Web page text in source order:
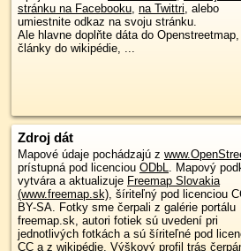
stránku na Facebooku, na Twittri, alebo
umiestnite odkaz na svoju stránku.
Ale hlavne doplňte dáta do Openstreetmap,
články do wikipédie, ...
Zdroj dát
Mapové údaje pochádzajú z
prístupná pod licenciou ODbL. Mapový
vytvára a aktualizuje Freemap Slovakia
(www.freemap.sk), šíriteľný pod licenciou
BY-SA. Fotky sme čerpali z galérie portálu
freemap.sk, autori fotiek sú uvedení pri
jednotlivých fotkách a sú šíriteľné pod
CC a z wikipédie. Výškový profil trás